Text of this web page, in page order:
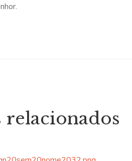
relacionados